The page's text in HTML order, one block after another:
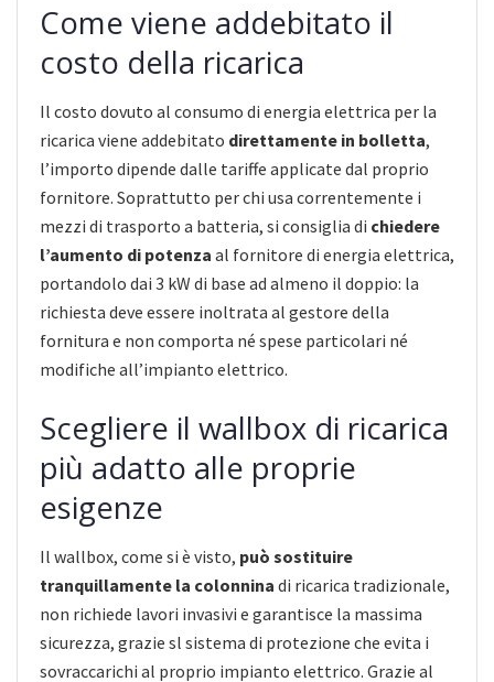
Come viene addebitato il
costo della ricarica
Il costo dovuto al consumo di energia elettrica per la
ricarica viene addebitato direttamente in bolletta,
l’importo dipende dalle tariffe applicate dal proprio
fornitore. Soprattutto per chi usa correntemente i
mezzi di trasporto a batteria, si consiglia di chiedere
l’aumento di potenza al fornitore di energia elettrica,
portandolo dai 3 kW di base ad almeno il doppio: la
richiesta deve essere inoltrata al gestore della
fornitura e non comporta né spese particolari né
modifiche all’impianto elettrico.
Scegliere il wallbox di ricarica
più adatto alle proprie
esigenze
Il wallbox, come si è visto, può sostituire
tranquillamente la colonnina di ricarica tradizionale,
non richiede lavori invasivi e garantisce la massima
sicurezza, grazie sl sistema di protezione che evita i
sovraccarichi al proprio impianto elettrico. Grazie al